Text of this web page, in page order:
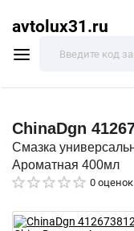
avtolux31.ru
ChinaDgn
Смазка
Ароматная 400мл
0 оценок